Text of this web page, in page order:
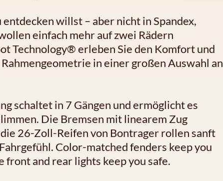
willst – aber nicht in Spandex,
einfach mehr auf zwei Rädern
Technology® erleben Sie den Komfort und
in einer großen Auswahl an
schaltet in 7 Gängen und ermöglicht es
Die Bremsen mit linearem Zug
26-Zoll-Reifen von Bontrager rollen sanft
Color-matched fenders keep you
and rear lights keep you safe.